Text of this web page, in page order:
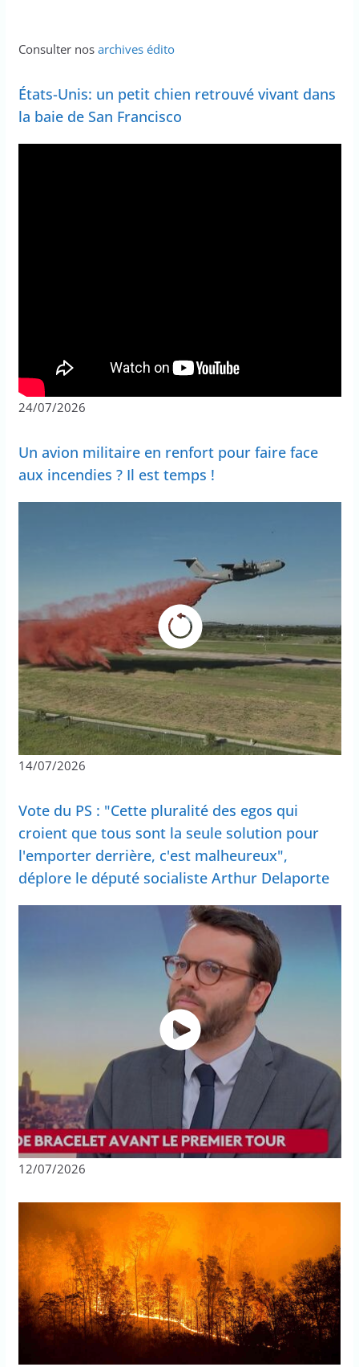
Consulter nos archives édito
États-Unis: un petit chien retrouvé vivant dans
la baie de San Francisco
24/07/2026
Un avion militaire en renfort pour faire face
aux incendies ? Il est temps !
14/07/2026
Vote du PS : "Cette pluralité des egos qui
croient que tous sont la seule solution pour
l'emporter derrière, c'est malheureux",
déplore le député socialiste Arthur Delaporte
12/07/2026